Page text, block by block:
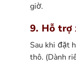
giờ.
9. Hỗ trợ
Sau khi đặt
thô. (Dành